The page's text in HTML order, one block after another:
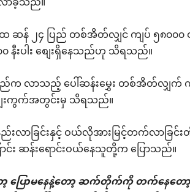
ဆန် ၂၄ ပြည် တစ်အိတ်လျှင် ကျပ် ၅၈၀၀
နီးပါး စျေးရှိနေသည်ဟု သိရသည်။
က လာသည့် ပေါ်ဆန်းမွှေး တစ်အိတ်လျှက် က
းကွက်အတွင်းမှ သိရသည်။
းလာခြင်းနှင့် ဝယ်လိုအားမြင့်တက်လာခြ
ာင်း ဆန်းရောင်းဝယ်နေသူတို့က ပြောသည်။
ပြောမနေနဲ့တော့ ဆက်တိုက်ကို တက်နေတေ